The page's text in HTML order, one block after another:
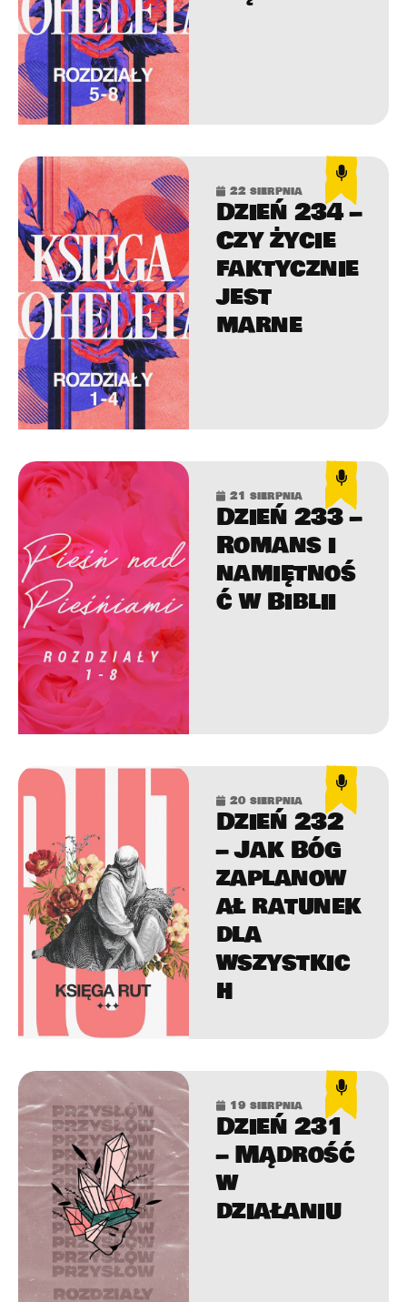
22 sierpnia
Dzień 234 –
Czy życie
faktycznie
jest
marne
21 sierpnia
Dzień 233 –
Romans i
namiętnoś
ć w Biblii
20 sierpnia
Dzień 232
– Jak Bóg
zaplanow
ał ratunek
dla
wszystkic
h
19 sierpnia
Dzień 231
– Mądrość
w
działaniu